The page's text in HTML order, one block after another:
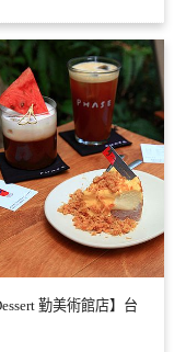
勤美術館店】台